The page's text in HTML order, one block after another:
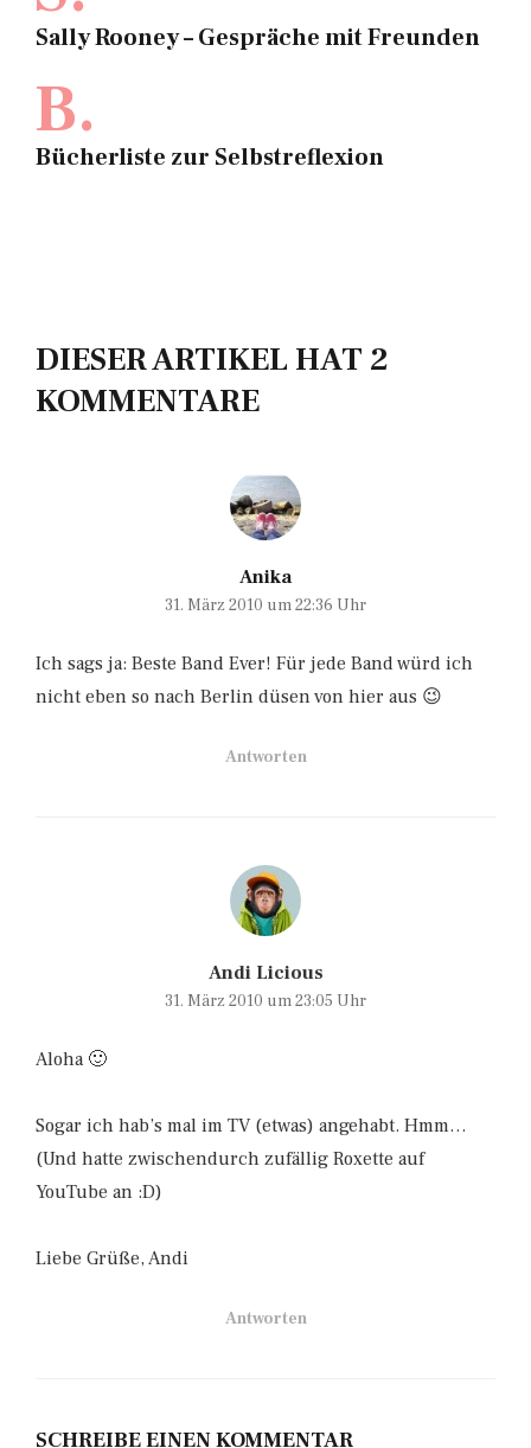
Sally Rooney – Gespräche mit Freunden
B.
Bücherliste zur Selbstreflexion
DIESER ARTIKEL HAT 2
KOMMENTARE
Anika
31. März 2010 um 22:36 Uhr
Ich sags ja: Beste Band Ever! Für jede Band würd ich
nicht eben so nach Berlin düsen von hier aus 😉
Antworten
Andi Licious
31. März 2010 um 23:05 Uhr
Aloha 🙂
Sogar ich hab’s mal im TV (etwas) angehabt. Hmm…
(Und hatte zwischendurch zufällig Roxette auf
YouTube an :D)
Liebe Grüße, Andi
Antworten
SCHREIBE EINEN KOMMENTAR